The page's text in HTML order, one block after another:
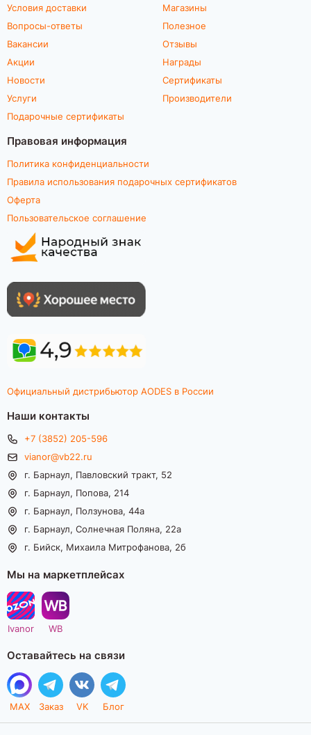
Условия доставки
Вопросы-ответы
Вакансии
Акции
Новости
Услуги
Подарочные сертификаты
Магазины
Полезное
Отзывы
Награды
Сертификаты
Производители
Правовая информация
Политика конфиденциальности
Правила использования подарочных сертификатов
Оферта
Пользовательское соглашение
Официальный дистрибьютор AODES в России
Наши контакты
+7 (3852) 205-596
vianor@vb22.ru
г. Барнаул, Павловский тракт, 52
г. Барнаул, Попова, 214
г. Барнаул, Ползунова, 44а
г. Барнаул, Солнечная Поляна, 22а
г. Бийск, Михаила Митрофанова, 2б
Мы на маркетплейсах
Ivanor WB
Оставайтесь на связи
MAX Заказ VK Блог